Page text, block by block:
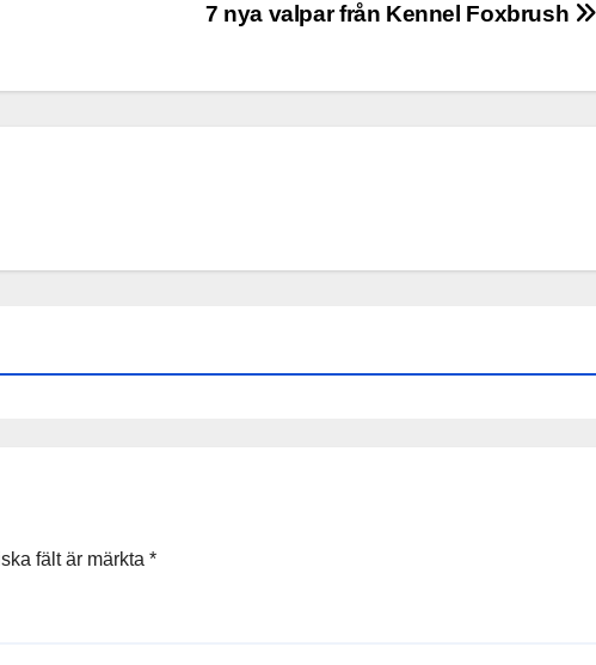
7 nya valpar från Kennel Foxbrush
fält är märkta *